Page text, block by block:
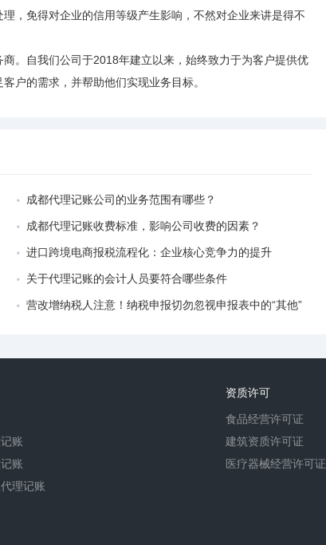
，免得对企业的信用等级产生影响，不然对企业来讲是得不
。自我们公司于2018年建立以来，始终致力于为客户提供优
户的需求，并帮助他们实现业务目标。
成都代理记账公司的业务范围有哪些？
成都代理记账收费标准，影响公司收费的因素？
进口跨境电商报税流程化：企业核心竞争力的提升
关于代理记账的会计人员要符合哪些条件
营改增纳税人注意！纳税申报切勿忽视申报表中的“其他”
账
账
理记账
资质许可
食品经营许可证
建筑资质许可证
医疗器械经营许可证